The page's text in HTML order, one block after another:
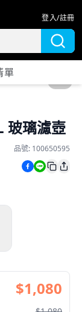
登入/註冊
單
玻璃濾壺
品號: 100650595
$1,080